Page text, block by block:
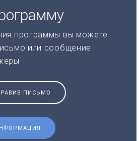
программы вы можете
или сообщение
ПИСЬМО